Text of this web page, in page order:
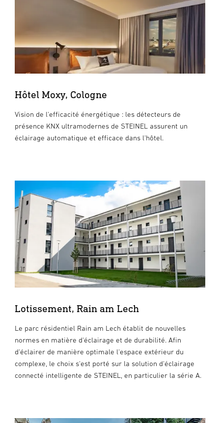
Hôtel Moxy, Cologne
Vision de l'efficacité énergétique : les détecteurs de
présence KNX ultramodernes de STEINEL assurent un
éclairage automatique et efficace dans l'hôtel.
Lotissement, Rain am Lech
Le parc résidentiel Rain am Lech établit de nouvelles
normes en matière d'éclairage et de durabilité. Afin
d'éclairer de manière optimale l'espace extérieur du
complexe, le choix s'est porté sur la solution d'éclairage
connecté intelligente de STEINEL, en particulier la série A.